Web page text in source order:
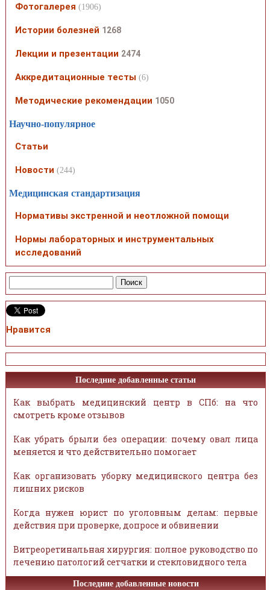
Фотогалерея (1906)
Истории болезней 1268
Лекции и презентации 2474
Аккредитационные тесты (6)
Методические рекомендации 1050
Научно-популярное
Статьи
Новости (244)
Медицинская стандартизация
Нормативы экстренной и неотложной помощи
Нормы лабораторных и инструментальных
исследований
Нравится
Последние добавленные статьи
Как выбрать медицинский центр в СПб: на что
смотреть кроме отзывов
Как убрать брыли без операции: почему овал лица
меняется и что действительно помогает
Как организовать уборку медицинского центра без
лишних рисков
Когда нужен юрист по уголовным делам: первые
действия при проверке, допросе и обвинении
Витреоретинальная хирургия: полное руководство по
лечению патологий сетчатки и стекловидного тела
Последние добавленные новости